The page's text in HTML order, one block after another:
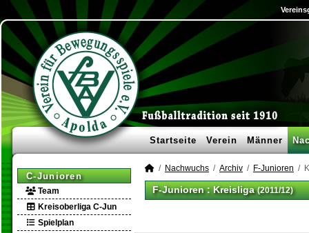
Startseite Verein Männer
C-Junioren
Team
Kreisoberliga C-Jun
Spielplan
Nachwuchs Archiv F-Junioren
F-Junioren :Kreisliga (2011/12)